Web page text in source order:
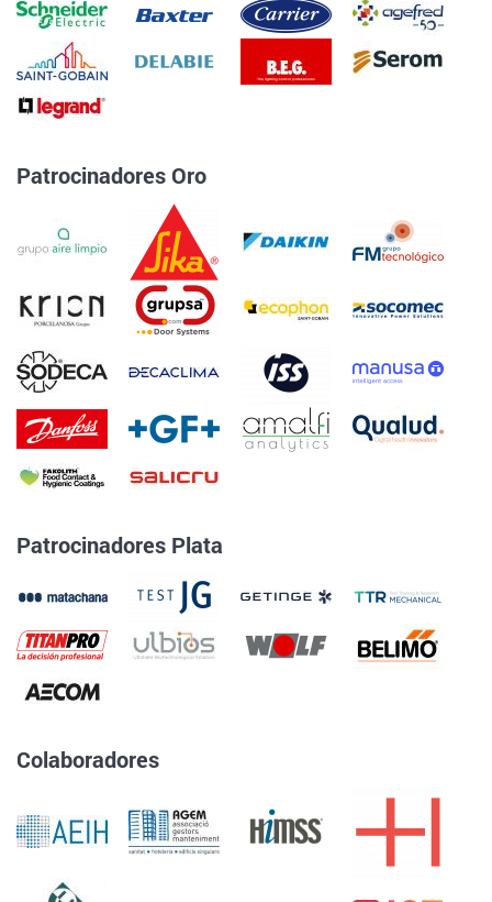
Patrocinadores Oro
Patrocinadores Plata
Colaboradores